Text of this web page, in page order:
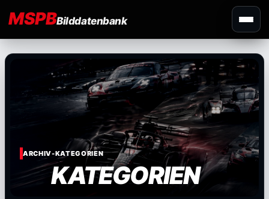
MSPBBilddatenbank
ARCHIV-KATEGORIEN
KATEGORIEN